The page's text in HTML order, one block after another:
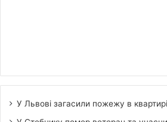
У Львові загасили пожежу в